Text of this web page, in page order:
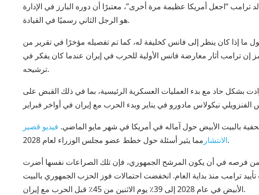
“اجعل أمريكا عظيمة مرة أخرى”، معتبرًا أن دوره البارز في الإدارة
هو الرجل الثاني رسميًا في القيادة.
إذا كان ينظر إلى فانس كخليفة له، كما تم تفصيله مؤخرًا في تقرير من
إن ترامب أثار معارضة فانس الأولية للحرب في إيران عندما كان يفكر في
ترشيحه.
بشكل حاد مع بدء العمليات العسكرية الرئيسية، بما في ذلك القبض على
بالبيت الأبيض حول آماله في أمريكا في شهر مايو الماضي. فيديو قصير
الانتشارمما يثير أسئلة حول خطط عضو مجلس الوزراء لعام 2028.
فرصه في أن يكون المرشح الجمهوري، فإن تلك الصراعات نفسها أضرت
ترامب منذ بداية العام. انخفضت احتمالات فوز الحزب الجمهوري بالبيت
الأبيض في عام 2028 إلى 39٪ يوم الاثنين من 45٪ قبل الحرب مع إيران.